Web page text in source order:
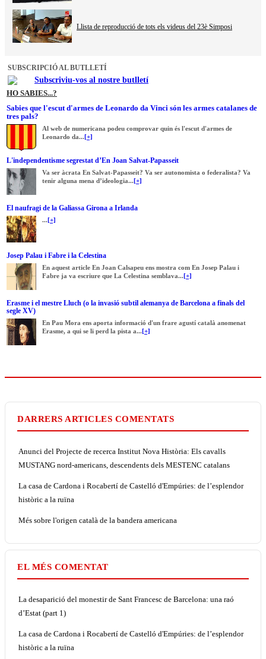
Llista de reproducció de tots els videus del 23è Simposi
SUBSCRIPCIÓ AL BUTLLETÍ
Subscriviu-vos al nostre butlletí
HO SABIES...?
Sabies que l'escut d'armes de Leonardo da Vinci són les armes catalanes de
tres pals?
Al web de numericana podeu comprovar quin és l'escut d'armes de
Leonardo da...[+]
L'independentisme segrestat d’En Joan Salvat-Papasseit
Va ser àcrata En Salvat-Papasseit? Va ser autonomista o federalista? Va
tenir alguna mena d’ideologia...[+]
El naufragi de la Galiassa Girona a Irlanda
...[+]
Josep Palau i Fabre i la Celestina
En aquest article En Joan Calsapeu ens mostra com En Josep Palau i
Fabre ja va escriure que La Celestina semblava...[+]
Erasme i el mestre Lluch (o la invasió subtil alemanya de Barcelona a finals del
segle XV)
En Pau Mora ens aporta informació d'un frare agustí català anomenat
Erasme, a qui se li perd la pista a...[+]
DARRERS ARTICLES COMENTATS
Anunci del Projecte de recerca Institut Nova Història: Els cavalls
MUSTANG nord-americans, descendents dels MESTENC catalans
La casa de Cardona i Rocabertí de Castelló d'Empúries: de l’esplendor
històric a la ruïna
Més sobre l'origen català de la bandera americana
EL MÉS COMENTAT
La desaparició del monestir de Sant Francesc de Barcelona: una raó
d’Estat (part 1)
La casa de Cardona i Rocabertí de Castelló d'Empúries: de l’esplendor
històric a la ruïna